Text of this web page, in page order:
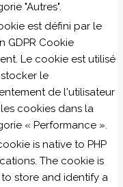
"Autres".
est défini par le
GDPR Cookie
Le cookie est utilisé
le
de l'utilisateur
cookies dans la
« Performance ».
is native to PHP
The cookie is
store and identify a